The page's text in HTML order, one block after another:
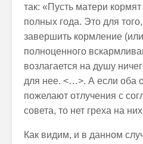
так: «Пусть матери
полных года. Это для того,
завершить кормление
полноценного
возлагается на душу
для нее. <…>. А если оба
пожелают отлучения с
совета, то нет греха на
Как видим, и в данном